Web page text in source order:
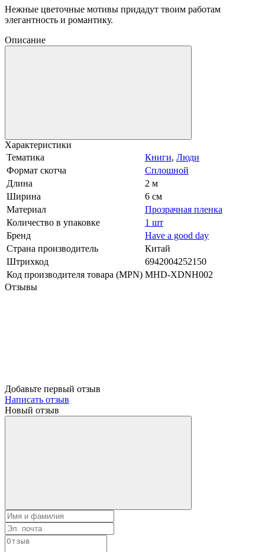
Нежные цветочные мотивы придадут твоим работам
элегантность и романтику.
Описание
Характеристики
Тематика
Книги, Люди
Формат скотча
Сплошной
Длина
2 м
Ширина
6 см
Материал
Прозрачная пленка
Количество в упаковке
1 шт
Бренд
Have a good day
Страна производитель
Китай
Штрихкод
6942004252150
Код производителя товара (MPN) MHD-XDNH002
Отзывы
Добавьте первый отзыв
Написать отзыв
Новый отзыв